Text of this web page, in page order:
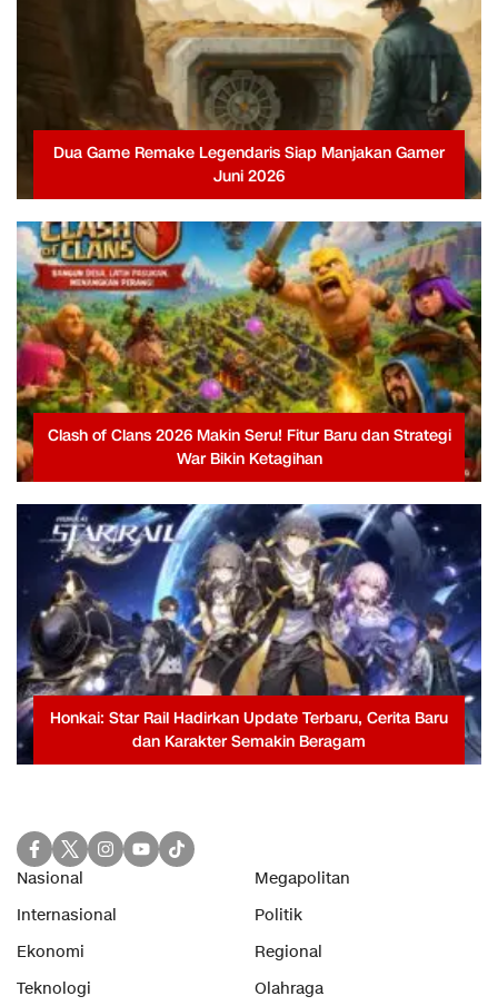
Dua Game Remake Legendaris Siap Manjakan Gamer
Juni 2026
Clash of Clans 2026 Makin Seru! Fitur Baru dan Strategi
War Bikin Ketagihan
Honkai: Star Rail Hadirkan Update Terbaru, Cerita Baru
dan Karakter Semakin Beragam
Nasional
Megapolitan
Internasional
Politik
Ekonomi
Regional
Teknologi
Olahraga